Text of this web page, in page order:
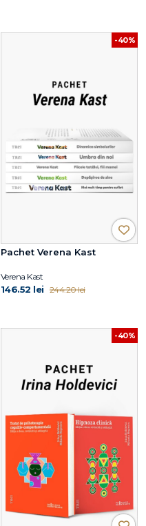
-40%
Pachet Verena Kast
Verena Kast
146.52 lei 244.20 lei
-40%